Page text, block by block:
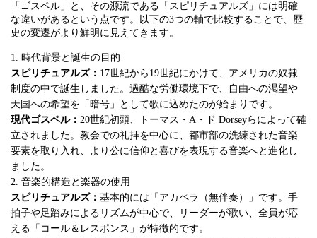
「ゴスペル」と、その源流である「スピリチュアルズ」には明確
な違いがあるという点です。以下の3つの軸で比較することで、歴
史の変遷がより鮮明に見えてきます。
1. 時代背景と誕生の目的
スピリチュアルズ： 17世紀から19世紀にかけて、アメリカの奴隷
制度の中で誕生しました。過酷な労働環境下で、自由への渇望や
天国への希望を「暗号」として歌に込めたのが始まりです。
現代ゴスペル： 20世紀初頭、トーマス・A・ド Dorseyらによって確
立されました。教会での礼拝を中心に、都市部の洗練された音楽
要素を取り入れ、より公に信仰と喜びを表現する音楽へと進化し
ました。
2. 音楽的構造と楽器の使用
スピリチュアルズ： 基本的には「アカペラ（無伴奏）」です。手
拍子や足踏みによるリズムが中心で、リーダーが歌い、全員が応
える「コール＆レスポンス」が特徴的です。